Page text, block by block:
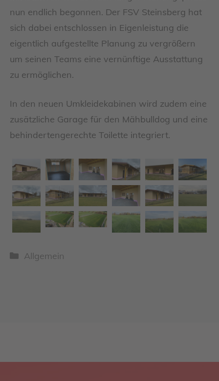
nun endlich begonnen. Der FSV Steinsberg hat
sich dabei entschlossen in Eigenleistung die
eigentlich aufgestellte Planung zu vergrößern
um seinen Teams eine vernünftige Ausstattung
zu ermöglichen.
In den neuen Umkleidekabinen wird zudem eine
zusätzliche Garage für den Mähbulldog und eine
behindertengerechte Toilette integriert.
Kategorien
Allgemein